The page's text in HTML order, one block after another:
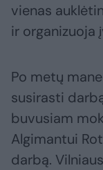
vienas
ir organizuoja
Po metų
susirasti
buvusiam
Algimantui
darbą.